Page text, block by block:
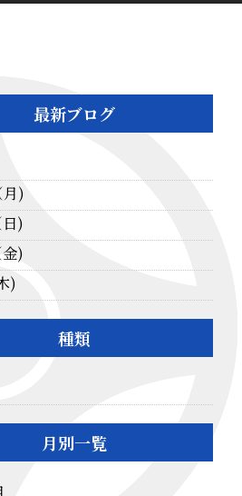
最新ブログ
)
)
)
)
種類
月別一覧